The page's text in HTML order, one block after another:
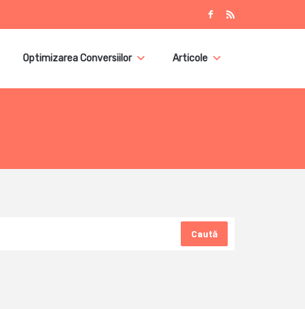
Optimizarea Conversiilor Articole
Caută